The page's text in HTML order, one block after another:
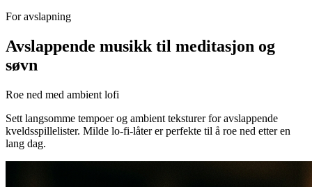
For avslapning
Avslappende musikk til meditasjon og
søvn
Roe ned med ambient lofi
Sett langsomme tempoer og ambient teksturer for avslappende
kveldsspillelister. Milde lo-fi-låter er perfekte til å roe ned etter en
lang dag.